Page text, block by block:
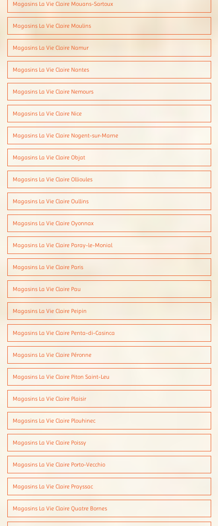
Magasins La Vie Claire Mouans-Sartoux
Magasins La Vie Claire Moulins
Magasins La Vie Claire Namur
Magasins La Vie Claire Nantes
Magasins La Vie Claire Nemours
Magasins La Vie Claire Nice
Magasins La Vie Claire Nogent-sur-Marne
Magasins La Vie Claire Objat
Magasins La Vie Claire Ollioules
Magasins La Vie Claire Oullins
Magasins La Vie Claire Oyonnax
Magasins La Vie Claire Paray-le-Monial
Magasins La Vie Claire Paris
Magasins La Vie Claire Pau
Magasins La Vie Claire Peipin
Magasins La Vie Claire Penta-di-Casinca
Magasins La Vie Claire Péronne
Magasins La Vie Claire Piton Saint-Leu
Magasins La Vie Claire Plaisir
Magasins La Vie Claire Plouhinec
Magasins La Vie Claire Poissy
Magasins La Vie Claire Porto-Vecchio
Magasins La Vie Claire Prayssac
Magasins La Vie Claire Quatre Bornes